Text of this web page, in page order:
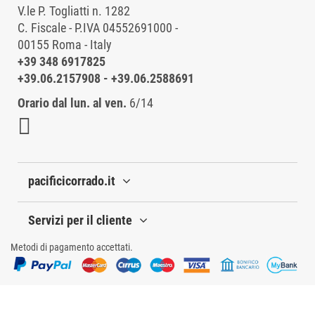
V.le P. Togliatti n. 1282
C. Fiscale - P.IVA 04552691000 -
00155 Roma - Italy
+39 348 6917825
+39.06.2157908 - +39.06.2588691
Orario dal lun. al ven. 6/14
pacificicorrado.it
Servizi per il cliente
Metodi di pagamento accettati.